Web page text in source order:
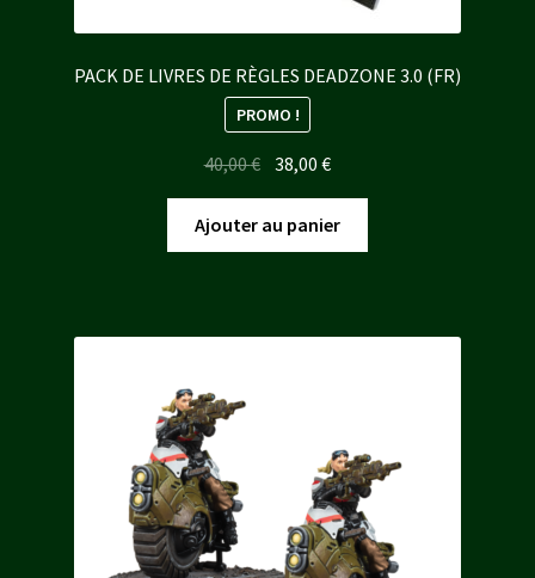
PACK DE LIVRES DE RÈGLES DEADZONE 3.0 (FR)
PROMO !
40,00€ Le
initial
était :
38,00€Le
actuel
est :
Ajouter au panier